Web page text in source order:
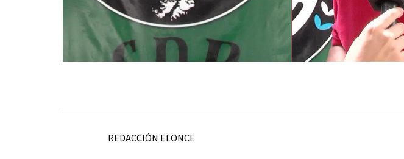
REDACCIÓN ELONCE